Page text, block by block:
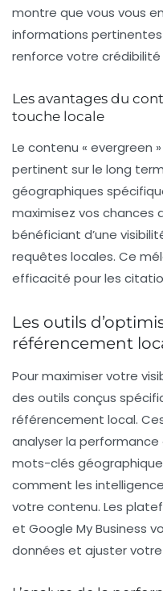
montre que vous vous
informations
renforce votre
Les avantages du
touche locale
Le contenu « evergreen
pertinent sur le long
géographiques
maximisez vos chances
bénéficiant d’une
requêtes locales. Ce
efficacité pour les
Les outils
référencement
Pour maximiser votre
des outils conçus
référencement local.
analyser la
mots-clés
comment les
votre contenu. Les
et Google My Business
données et ajuster